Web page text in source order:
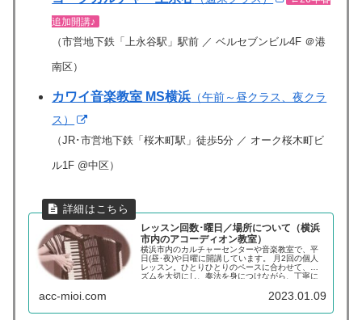
追加開講♪
（市営地下鉄「上永谷駅」駅前 ／ ベルセブンビル4F ＠港
南区）
カワイ音楽教室 MS横浜 （午前～昼クラス、夜クラ
ス）
（JR･市営地下鉄「桜木町駅」徒歩5分 ／ オーク桜木町ビ
ル1F @中区）
レッスン回数･曜日／場所について（横浜
市内のアコーディオン教室）
横浜市内のカルチャーセンターや音楽教室で、平
日(昼･夜)や日曜に開講しています。 月2回の個人
レッスン。ひとりひとりのペースに合わせて、リ
ズムを大切にし、奏法を身につけながら、丁寧に
acc-mioi.com 2023.01.09